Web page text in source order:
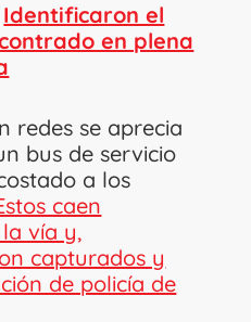
Identificaron el
en plena
redes se aprecia
bus de servicio
a los
caen
vía y,
capturados y
de policía de